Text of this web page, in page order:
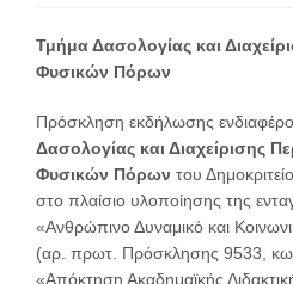
Τμήμα Δασολογίας και
Φυσικών Πόρων
Πρόσκληση εκδήλωσης
Δασολογίας και Διαχείρισης
Φυσικών Πόρων του
στο πλαίσιο υλοποίησης της
«Ανθρώπινο Δυναμικό και
(αρ. πρωτ. Πρόσκλησης 9533,
«Απόκτηση Ακαδημαϊκής